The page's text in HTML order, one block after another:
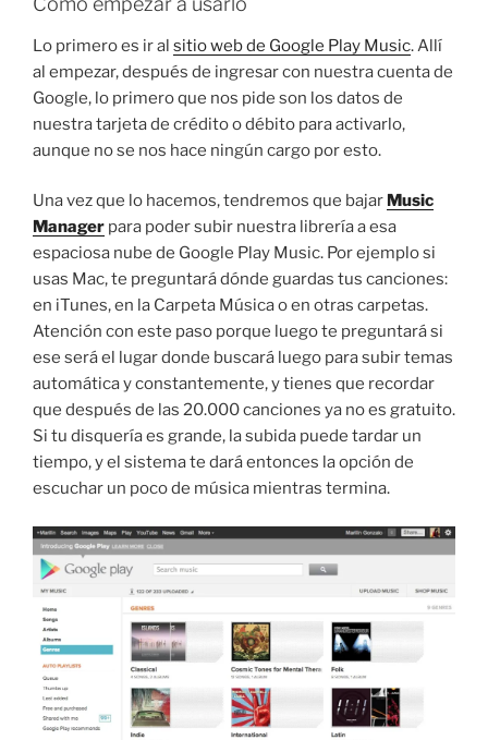
Lo primero es ir al sitio web de Google Play Music. Allí
al empezar, después de ingresar con nuestra cuenta de
Google, lo primero que nos pide son los datos de
nuestra tarjeta de crédito o débito para activarlo,
aunque no se nos hace ningún cargo por esto.
Una vez que lo hacemos, tendremos que bajar Music
Manager para poder subir nuestra librería a esa
espaciosa nube de Google Play Music. Por ejemplo si
usas Mac, te preguntará dónde guardas tus canciones:
en iTunes, en la Carpeta Música o en otras carpetas.
Atención con este paso porque luego te preguntará si
ese será el lugar donde buscará luego para subir temas
automática y constantemente, y tienes que recordar
que después de las 20.000 canciones ya no es gratuito.
Si tu disquería es grande, la subida puede tardar un
tiempo, y el sistema te dará entonces la opción de
escuchar un poco de música mientras termina.